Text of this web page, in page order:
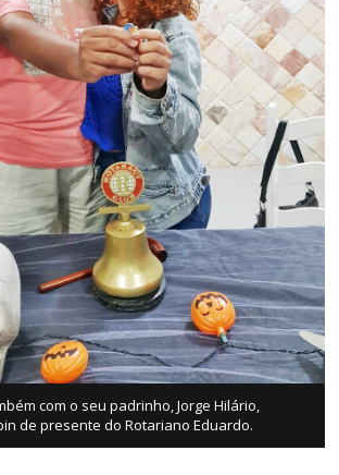
com o seu padrinho, Jorge Hilário,
de presente do Rotariano Eduardo.